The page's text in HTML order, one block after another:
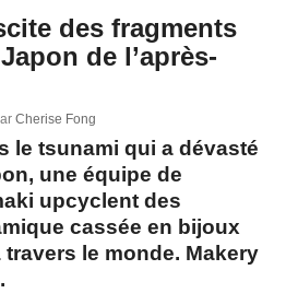
des fragments
de l’après-
Cherise Fong
le tsunami qui a dévasté
une équipe de
upcyclent des
cassée en bijoux
le monde. Makery